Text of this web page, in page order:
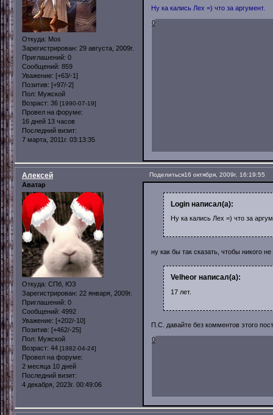
Откуда: Mos
Зарегистрирован: 29 августа, 2009г.
Приглашений: 0
Сообщений: 859
Уважение: [+63/-1]
Позитив: [+97/-2]
Пол: Мужской
Возраст: 36 [1990-07-19]
Провел на форуме:
16 дней 13 часов
Последний визит:
7 марта, 2011г. 03:13:35
Ну ка кались Лех =) что за аргумент.
0
Поделиться16 октября, 2009г. 16:19:55
Алексей
Аватар
Откуда: СПб, ЮЗ
Зарегистрирован: 22 января, 2009г.
Приглашений: 0
Сообщений: 4992
Уважение: [+202/-10]
Позитив: [+462/-25]
Пол: Мужской
Возраст: 44 [1982-04-24]
Провел на форуме:
2 месяца 10 дней
Последний визит:
4 декабря, 2023г. 00:49:06
Login написал(а):
Ну ка кались Лех =) что за
ну как бы так сказать, чтобы никого
Velheor написал(а):
17 лет.
П.С. давайте без комментов этого
0